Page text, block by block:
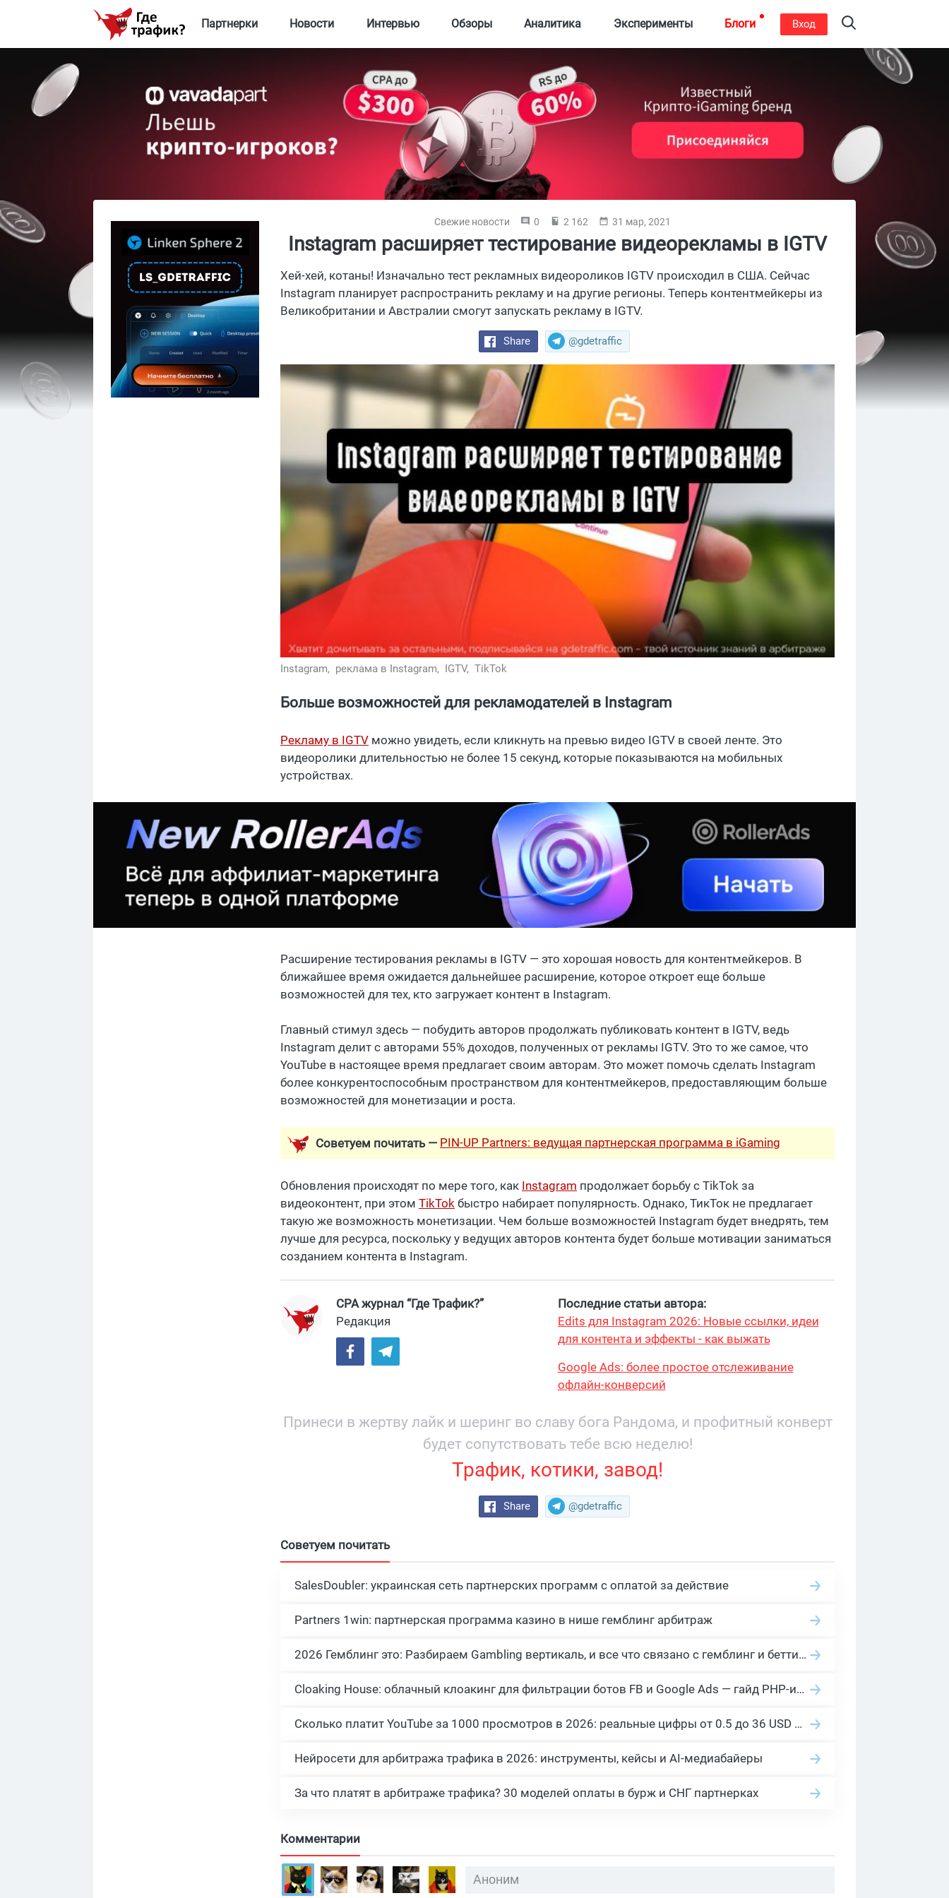
Партнерки Новости Интервью Обзоры Аналитика Эксперименты Блоги Вход
Свежие новости 0 2 162 31 мар, 2021
Instagram расширяет тестирование видеорекламы в IGTV
Хей-хей, котаны! Изначально тест рекламных видеороликов IGTV происходил в США. Сейчас
Instagram планирует распространить рекламу и на другие регионы. Теперь контентмейкеры из
Великобритании и Австралии смогут запускать рекламу в IGTV.
Share @gdetraffic
Instagram, реклама в Instagram, IGTV, TikTok
Больше возможностей для рекламодателей в Instagram
Рекламу в IGTV можно увидеть, если кликнуть на превью видео IGTV в своей ленте. Это
видеоролики длительностью не более 15 секунд, которые показываются на мобильных
устройствах.
Расширение тестирования рекламы в IGTV — это хорошая новость для контентмейкеров. В
ближайшее время ожидается дальнейшее расширение, которое откроет еще больше
возможностей для тех, кто загружает контент в Instagram.
Главный стимул здесь — побудить авторов продолжать публиковать контент в IGTV, ведь
Instagram делит с авторами 55% доходов, полученных от рекламы IGTV. Это то же самое, что
YouTube в настоящее время предлагает своим авторам. Это может помочь сделать Instagram
более конкурентоспособным пространством для контентмейкеров, предоставляющим больше
возможностей для монетизации и роста.
Советуем почитать — PIN-UP Partners: ведущая партнерская программа в iGaming
Обновления происходят по мере того, как Instagram продолжает борьбу с TikTok за
видеоконтент, при этом TikTok быстро набирает популярность. Однако, ТикТок не предлагает
такую ​​же возможность монетизации. Чем больше возможностей Instagram будет внедрять, тем
лучше для ресурса, поскольку у ведущих авторов контента будет больше мотивации заниматься
созданием контента в Instagram.
CPA журнал “Где Трафик?”
Редакция
Последние статьи автора:
Edits для Instagram 2026: Новые ссылки, идеи
для контента и эффекты - как выжать
Google Ads: более простое отслеживание
офлайн-конверсий
Принеси в жертву лайк и шеринг во славу бога Рандома, и профитный конверт
будет сопутствовать тебе всю неделю!
Трафик, котики, завод!
Share @gdetraffic
Советуем почитать
SalesDoubler: украинская сеть партнерских программ с оплатой за действие
Partners 1win: партнерская программа казино в нише гемблинг арбитраж
2026 Гемблинг это: Разбираем Gambling вертикаль, и все что связано с гемблинг и беттинг офферами
Cloaking House: облачный клоакинг для фильтрации ботов FB и Google Ads — гайд PHP-интеграции 2026
Сколько платит YouTube за 1000 просмотров в 2026: реальные цифры от 0.5 до 36 USD по ГЕО
Нейросети для арбитража трафика в 2026: инструменты, кейсы и AI-медиабайеры
За что платят в арбитраже трафика? 30 моделей оплаты в бурж и СНГ партнерках
Комментарии